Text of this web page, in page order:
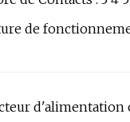
de
d'alimentation